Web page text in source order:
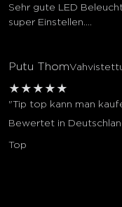
Sehr gute LED
super Einstellen....
Putu Thom
★ ★ ★ ★ ★
"Tip top kann man
Bewertet in
Top